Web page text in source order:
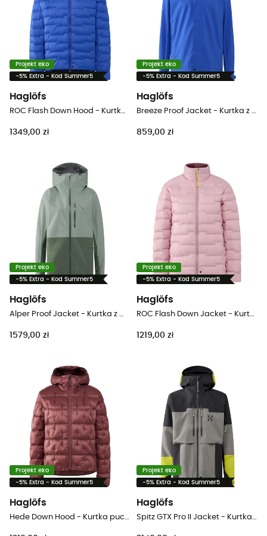
Projekt eko
-5% Extra - Kod Summer5
Haglöfs
ROC Flash Down Hood - Kurtka męski
1349,00 zł
Projekt eko
-5% Extra - Kod Summer5
Haglöfs
Breeze Proof Jacket - Kurtka z membraną meska
859,00 zł
Projekt eko
-5% Extra - Kod Summer5
Haglöfs
Alper Proof Jacket - Kurtka z membraną damska
1579,00 zł
Projekt eko
-5% Extra - Kod Summer5
Haglöfs
ROC Flash Down Jacket - Kurtka puchowa damski
1219,00 zł
Projekt eko
-5% Extra - Kod Summer5
Haglöfs
Hede Down Hood - Kurtka puchowa damski
Projekt eko
-5% Extra - Kod Summer5
Haglöfs
Spitz GTX Pro II Jacket - Kurtka przeciwdeszczowa meska